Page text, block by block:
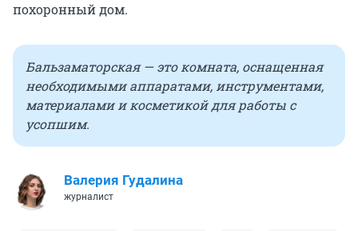
похоронный дом.
Бальзаматорская — это комната, оснащенная
необходимыми аппаратами, инструментами,
материалами и косметикой для работы с
усопшим.
Валерия Гудалина
журналист